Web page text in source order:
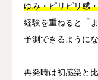
ゆみ・ピリピリ感
経験を重ねると「
予測できるように
再発時は初感染と